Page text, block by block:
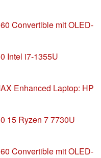
Convertible mit OLED-
Intel i7-1355U
Enhanced Laptop: HP
15 Ryzen 7 7730U
Convertible mit OLED-